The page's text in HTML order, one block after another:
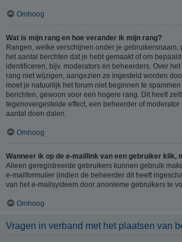
Omhoog
Wat is mijn rang en hoe verander ik mijn rang?
Rangen, welke verschijnen onder je gebruikersnaam,
het aantal berchten dat je hebt gemaakt of om
identificeren, bijv. moderators en beheerders. Over
rang niet wijzigen, aangezien ze ingesteld worden
moet je natuurlijk het forum niet beginnen te
berichten, gewoon voor een hogere rang. Dit heeft
tegenovergestelde effect, een beheerder of
aantal doen dalen.
Omhoog
Wanneer ik op de e-maillink van een gebruiker klik,
Alleen geregistreerde gebruikers kunnen gebruik
e-mailformulier (indien de beheerder dit heeft
van het e-mailsysteem door anonieme gebruikers te
Omhoog
Vragen in verband met het plaatsen van